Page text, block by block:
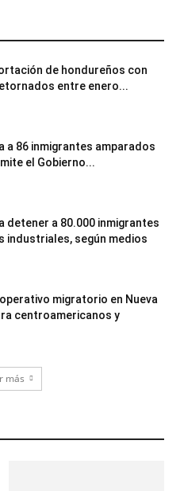
de hondureños con
entre enero...
a 86 inmigrantes amparados
el Gobierno...
detener a 80.000 inmigrantes
industriales, según medios
operativo migratorio en Nueva
centroamericanos y
más